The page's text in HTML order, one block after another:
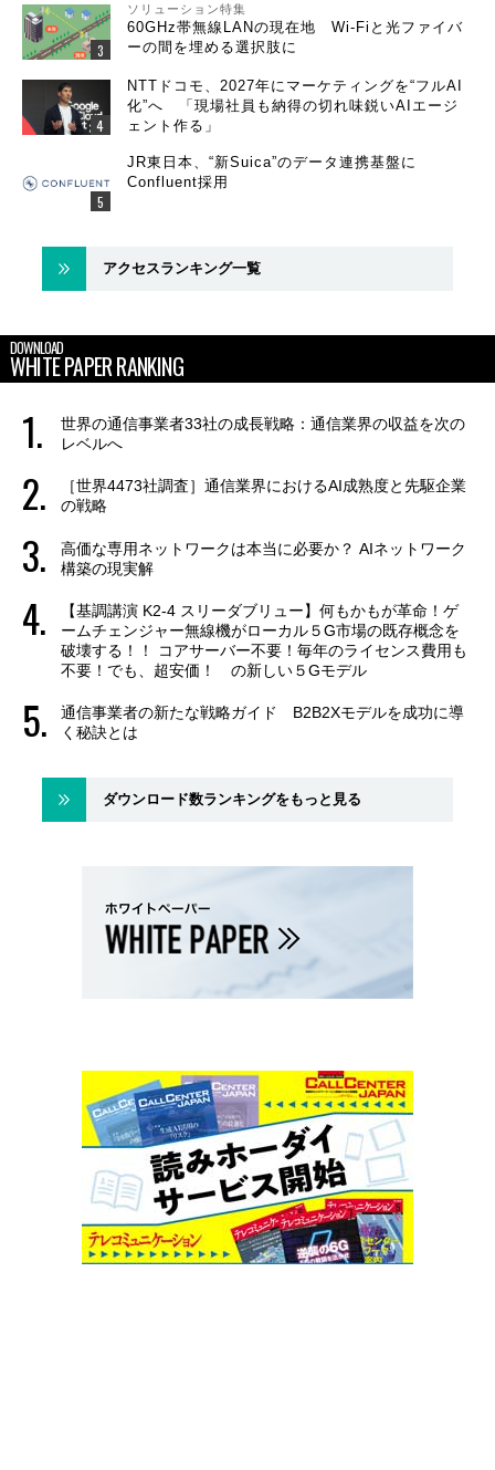
ソリューション特集
60GHz帯無線LANの現在地 Wi-Fiと光ファイバ
ーの間を埋める選択肢に
NTTドコモ、2027年にマーケティングを“フルAI
化”へ 「現場社員も納得の切れ味鋭いAIエージ
ェント作る」
JR東日本、“新Suica”のデータ連携基盤に
Confluent採用
アクセスランキング一覧
DOWNLOAD
WHITE PAPER RANKING
世界の通信事業者33社の成長戦略：通信業界の収益を次の
レベルへ
［世界4473社調査］通信業界におけるAI成熟度と先駆企業
の戦略
高価な専用ネットワークは本当に必要か？ AIネットワーク
構築の現実解
【基調講演 K2-4 スリーダブリュー】何もかもが革命！ゲ
ームチェンジャー無線機がローカル５G市場の既存概念を
破壊する！！ コアサーバー不要！毎年のライセンス費用も
不要！でも、超安価！ の新しい５Gモデル
通信事業者の新たな戦略ガイド B2B2Xモデルを成功に導
く秘訣とは
ダウンロード数ランキングをもっと見る